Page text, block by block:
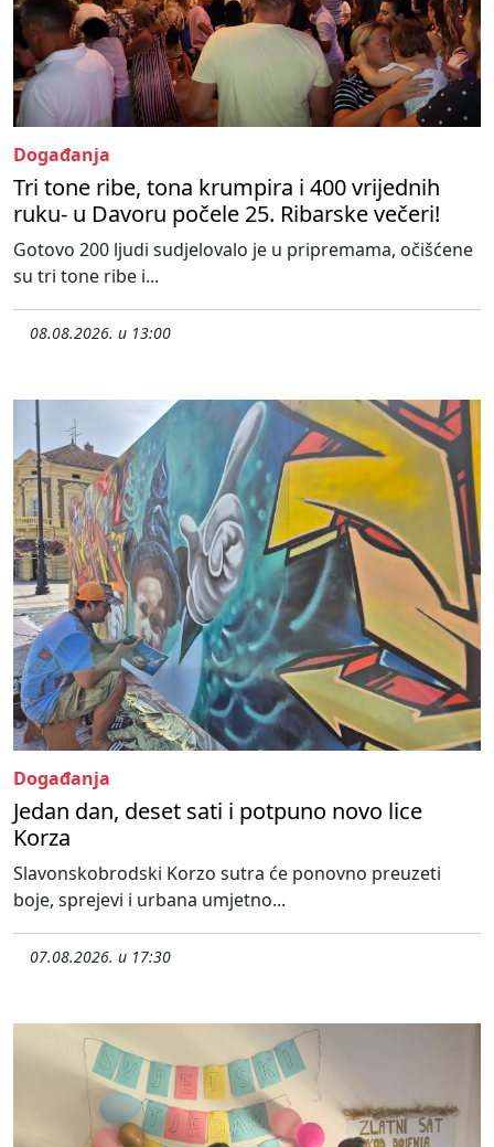
Događanja
Tri tone ribe, tona krumpira i 400 vrijednih
ruku- u Davoru počele 25. Ribarske večeri!
Gotovo 200 ljudi sudjelovalo je u pripremama, očišćene
su tri tone ribe i...
08.08.2026. u 13:00
Događanja
Jedan dan, deset sati i potpuno novo lice
Korza
Slavonskobrodski Korzo sutra će ponovno preuzeti
boje, sprejevi i urbana umjetno...
07.08.2026. u 17:30